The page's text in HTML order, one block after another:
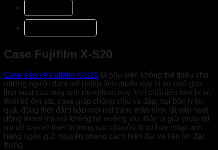
Case Fujifilm X-S20
Case bảo vệ Fujifilm X-S20 là phụ kiện không thể thiếu cho
những người đam mê nhiếp ảnh muốn duy trì sự nhỏ gọn,
linh hoạt của máy ảnh mirrorless này. Với chất liệu bền bỉ và
thiết kế ôm sát, case giúp chống chịu va đập, bụi bẩn hiệu
quả, đồng thời đảm bảo mọi nút bấm, màn hình lật vẫn hoạt
động mượt mà mà không hề vướng víu. Đây là giải pháp tối
ưu để bảo vệ thiết bị trong các chuyến đi xa hay chụp ảnh
hàng ngày, giữ nguyên phong cách hiện đại và tiện lợi đặc
trưng.